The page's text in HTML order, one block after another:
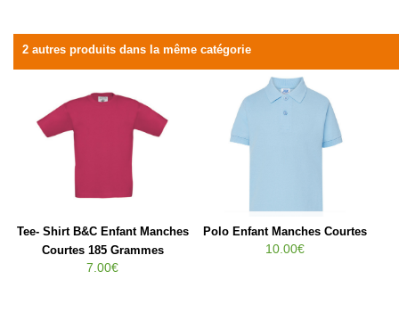
2 autres produits dans la même catégorie
Tee- Shirt B&C Enfant Manches
Courtes 185 Grammes
7.00€
Polo Enfant Manches Courtes
10.00€